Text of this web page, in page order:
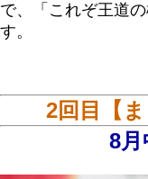
で、「これぞ王道
す。
2回目【
8月